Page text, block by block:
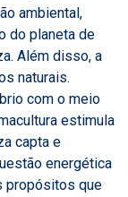
ambiental,
do planeta de
Além disso, a
naturais.
com o meio
estimula
capta e
energética
propósitos que